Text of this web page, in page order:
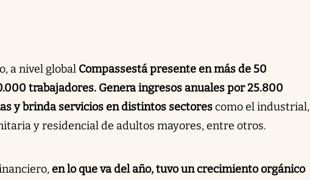
a nivel global Compassestá presente en más de 50
trabajadores. Genera ingresos anuales por 25.800
y brinda servicios en distintos sectorescomo el industrial,
y residencial de adultos mayores, entre otros.
en lo que va del año, tuvo un crecimiento orgánico